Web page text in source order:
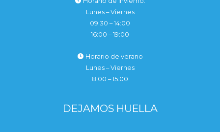
Lunes – Viernes
09:30 – 14:00
16:00 – 19:00
Horario de verano
Lunes – Viernes
8:00 – 15:00
DEJAMOS HUELLA